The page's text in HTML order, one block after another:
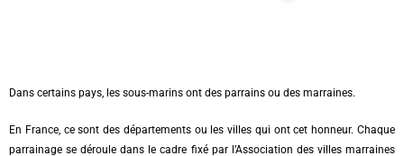
Dans certains pays, les sous-marins ont des parrains ou des marraines.
En France, ce sont des départements ou les villes qui ont cet honneur. Chaque
parrainage se déroule dans le cadre fixé par l’Association des villes marraines